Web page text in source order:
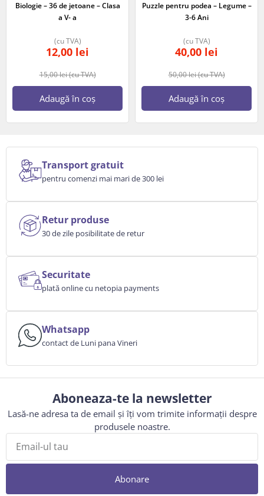
Biologie – 36 de jetoane – Clasa
a V- a
15,00lei(cu TVA)
12,00 lei
(cu TVA)
Adaugă în coș
Puzzle pentru podea – Legume –
3-6 Ani
50,00lei(cu TVA)
40,00 lei
(cu TVA)
Adaugă în coș
Transport gratuit
pentru comenzi mai mari de 300 lei
Retur produse
30 de zile posibilitate de retur
Securitate
plată online cu netopia payments
Whatsapp
contact de Luni pana Vineri
Aboneaza-te la newsletter
Lasă-ne adresa ta de email și îți vom trimite informații despre
produsele noastre.
Abonare